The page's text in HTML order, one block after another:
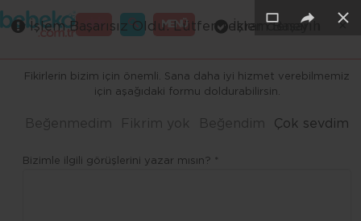
MENÜ
GİRİŞ
Fikirlerin bizim için önemli. Sana daha iyi hizmet verebilmemiz
için aşağıdaki formu doldurabilirsin.
Beğenmedim Fikrim yok Beğendim Çok sevdim
Bizimle ilgili görüşlerini yazar mısın? *
×
×
×
×
İşlem Başarılı ×
İşlem Başarısız Oldu. Lütfen tekrar deneyin ×